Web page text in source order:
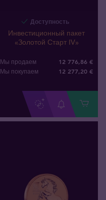
Доступность
Инвестиционный пакет
«Золотой Старт IV»
Мы продаем 12 776,86 €
Мы покупаем 12 277,20 €